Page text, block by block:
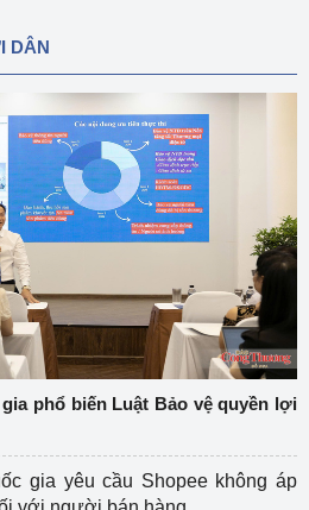
DÂN
phổ biến Luật Bảo vệ quyền lợi
gia yêu cầu Shopee không áp